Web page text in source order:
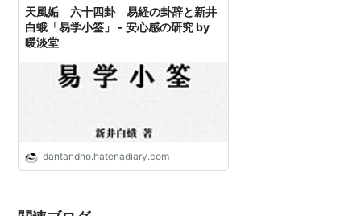
天風姤 六十四卦 易経の卦辞と新井
白蛾「易学小筌」 - 安心感の研究 by
暖淡堂
dantandho.hatenadiary.com